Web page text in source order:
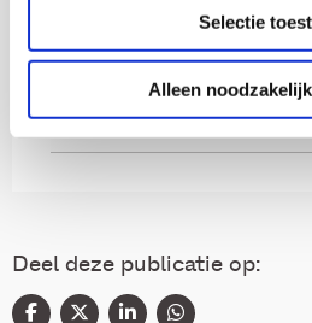
Selectie
Alleen
(Arbeids)participatie
Diversiteit
Deel deze publicatie op: